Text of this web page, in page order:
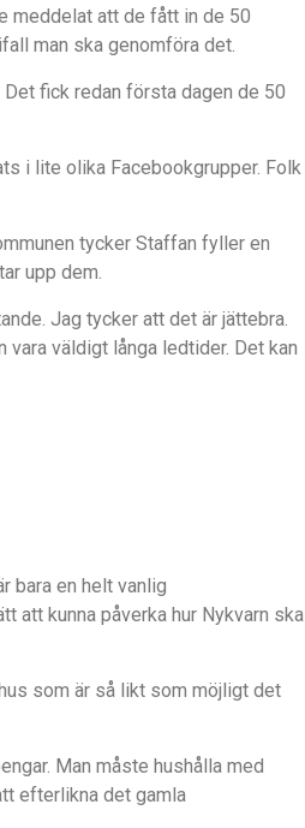
meddelat att de fått in de 50
man ska genomföra det.
fick redan första dagen de 50
i lite olika Facebookgrupper. Folk
tycker Staffan fyller en
upp dem.
Jag tycker att det är jättebra.
väldigt långa ledtider. Det kan
bara en helt vanlig
att kunna påverka hur Nykvarn ska
som är så likt som möjligt det
Man måste hushålla med
efterlikna det gamla